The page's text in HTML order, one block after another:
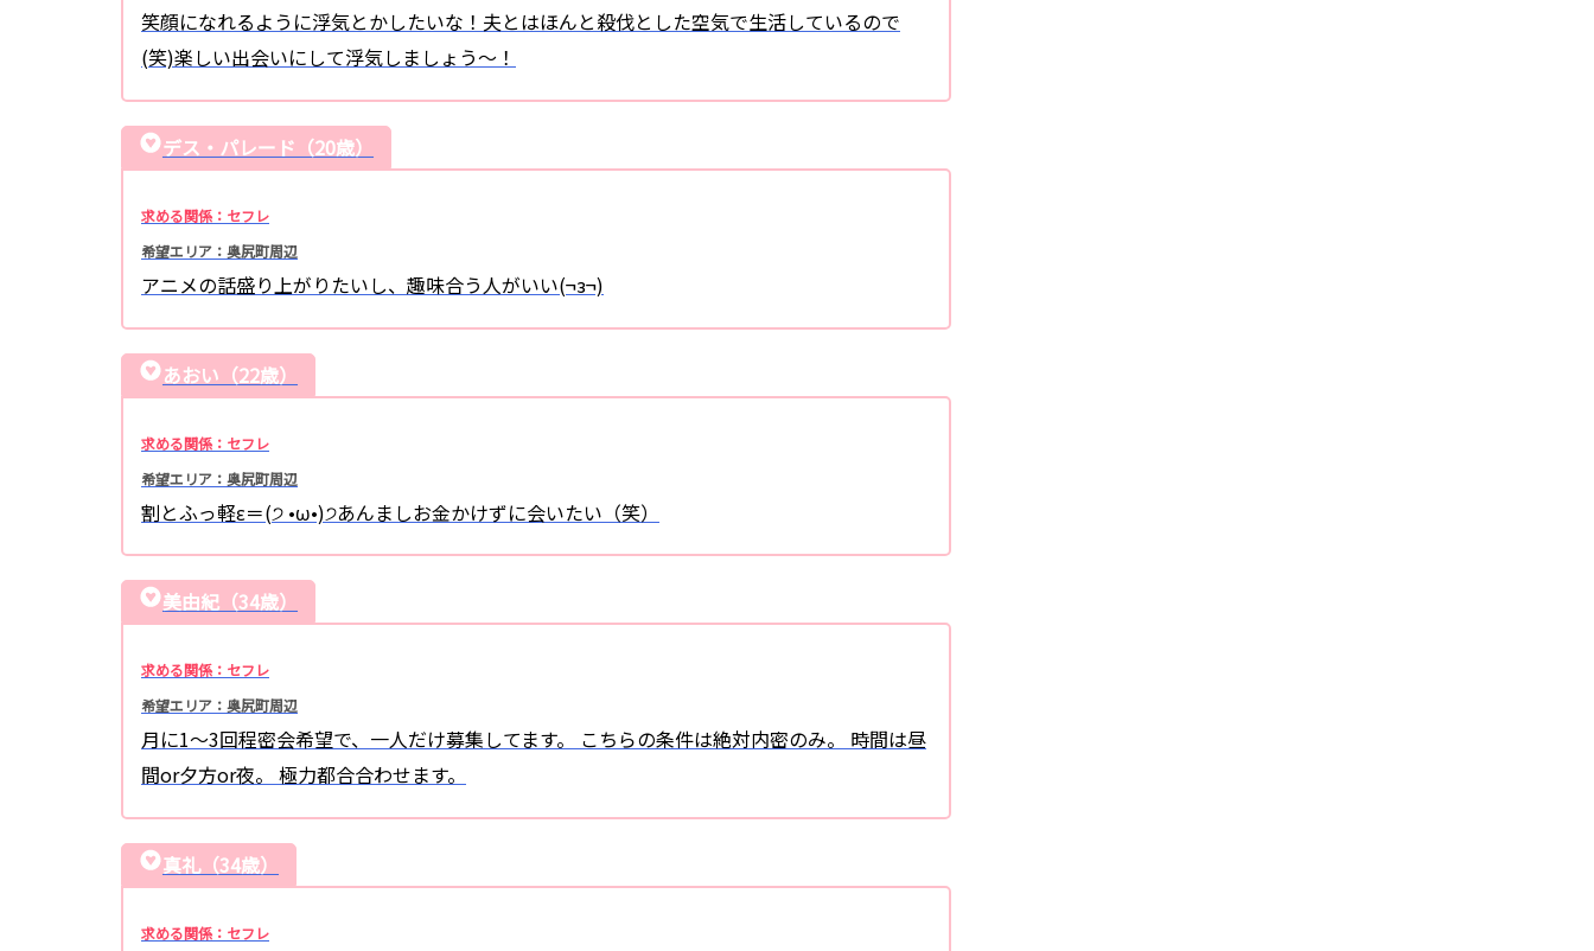
笑顔になれるように浮気とかしたいな！夫とはほんと殺伐とした空気で生活しているので
(笑)楽しい出会いにして浮気しましょう〜！
デス・パレード（20歳）
求める関係：セフレ
希望エリア：奥尻町周辺
アニメの話盛り上がりたいし、趣味合う人がいい(¬з¬)
あおい（22歳）
求める関係：セフレ
希望エリア：奥尻町周辺
割とふっ軽ε＝(੭ •ω•)੭あんましお金かけずに会いたい（笑）
美由紀（34歳）
求める関係：セフレ
希望エリア：奥尻町周辺
月に1～3回程密会希望で、一人だけ募集してます。 こちらの条件は絶対内密のみ。 時間は昼
間or夕方or夜。 極力都合合わせます。
真礼（34歳）
求める関係：セフレ